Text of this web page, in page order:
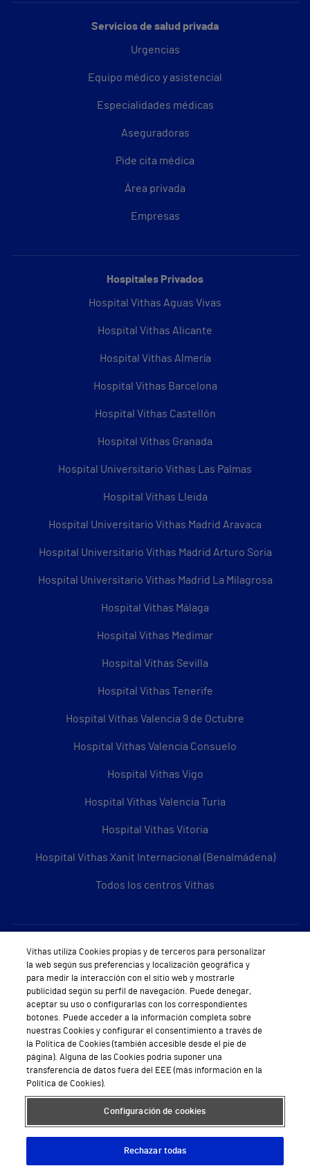
Servicios de salud privada
Urgencias
Equipo médico y asistencial
Especialidades médicas
Aseguradoras
Pide cita médica
Área privada
Empresas
Hospitales Privados
Hospital Vithas Aguas Vivas
Hospital Vithas Alicante
Hospital Vithas Almería
Hospital Vithas Barcelona
Hospital Vithas Castellón
Hospital Vithas Granada
Hospital Universitario Vithas Las Palmas
Hospital Vithas Lleida
Hospital Universitario Vithas Madrid Aravaca
Hospital Universitario Vithas Madrid Arturo Soria
Hospital Universitario Vithas Madrid La Milagrosa
Hospital Vithas Málaga
Hospital Vithas Medimar
Hospital Vithas Sevilla
Hospital Vithas Tenerife
Hospital Vithas Valencia 9 de Octubre
Hospital Vithas Valencia Consuelo
Hospital Vithas Vigo
Hospital Vithas Valencia Turia
Hospital Vithas Vitoria
Hospital Vithas Xanit Internacional (Benalmádena)
Todos los centros Vithas
Sobre Vithas
Quiénes somos
Trabajar en Vithas
Teléfono Cita Médica
Teléfono Atención al Cliente
Política de seguridad y salud en el trabajo
Conoce a Supervita
Vithas utiliza Cookies propias y de terceros para personalizar
la web según sus preferencias y localización geográfica y
para medir la interacción con el sitio web y mostrarle
publicidad según su perfil de navegación. Puede denegar,
aceptar su uso o configurarlas con los correspondientes
botones. Puede acceder a la información completa sobre
nuestras Cookies y configurar el consentimiento a través de
la Política de Cookies (también accesible desde el pie de
página). Alguna de las Cookies podría suponer una
transferencia de datos fuera del EEE (más información en la
Política de Cookies).
Configuración de cookies
Rechazar todas